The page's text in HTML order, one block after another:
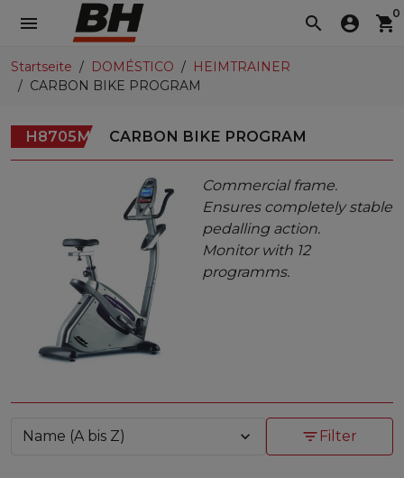
search
menu account_circle shopping_cart0
Startseite DOMÉSTICO
HEIMTRAINER
CARBON BIKE PROGRAM
H8705M CARBON BIKE PROGRAM
Commercial frame.
Ensures completely stable
pedalling action.
Monitor with 12
programms.
Name (A bis Z) expand_more filter_list Filter